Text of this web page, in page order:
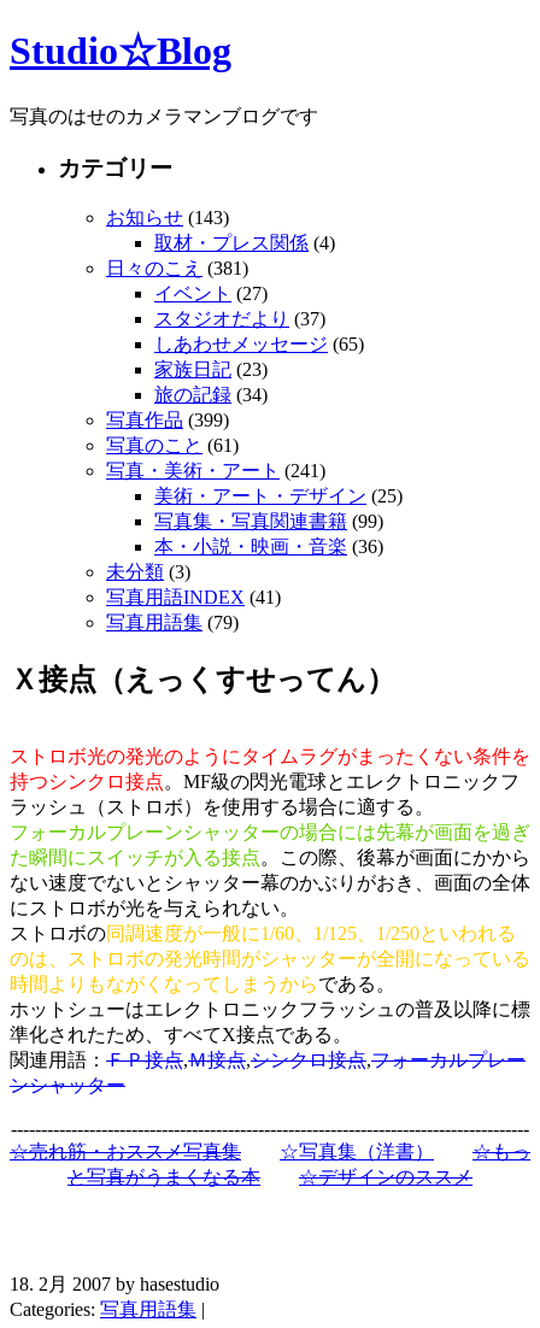
Studio☆Blog
写真のはせのカメラマンブログです
カテゴリー
お知らせ (143)
取材・プレス関係 (4)
日々のこえ (381)
イベント (27)
スタジオだより (37)
しあわせメッセージ (65)
家族日記 (23)
旅の記録 (34)
写真作品 (399)
写真のこと (61)
写真・美術・アート (241)
美術・アート・デザイン (25)
写真集・写真関連書籍 (99)
本・小説・映画・音楽 (36)
未分類 (3)
写真用語INDEX (41)
写真用語集 (79)
Ｘ接点（えっくすせってん）
ストロボ光の発光のようにタイムラグがまったくない条件を
持つシンクロ接点。MF級の閃光電球とエレクトロニックフ
ラッシュ（ストロボ）を使用する場合に適する。
フォーカルプレーンシャッターの場合には先幕が画面を過ぎ
た瞬間にスイッチが入る接点。この際、後幕が画面にかから
ない速度でないとシャッター幕のかぶりがおき、画面の全体
にストロボが光を与えられない。
ストロボの同調速度が一般に1/60、1/125、1/250といわれる
のは、ストロボの発光時間がシャッターが全開になっている
時間よりもながくなってしまうからである。
ホットシューはエレクトロニックフラッシュの普及以降に標
準化されたため、すべてX接点である。
関連用語： ＦＰ接点,Ｍ接点,シンクロ接点,フォーカルプレー
ンシャッター
--------------------------------------------------------------------------------------
☆売れ筋・おススメ写真集
☆写真集（洋書）
☆もっ
と写真がうまくなる本
☆デザインのススメ
18. 2月 2007 by hasestudio
Categories: 写真用語集 |